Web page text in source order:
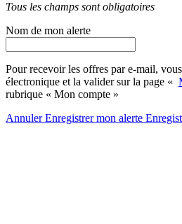
Tous les champs sont obligatoires
Nom de mon alerte
Pour recevoir les offres par e-mail,
électronique et la valider sur la page «
rubrique « Mon compte »
AnnulerEnregistrer mon alerte